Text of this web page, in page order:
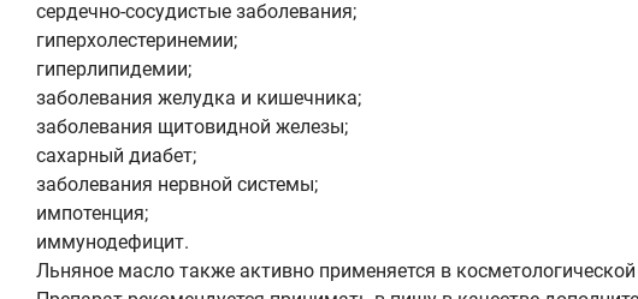
сердечно-сосудистые заболевания;
гиперхолестеринемии;
гиперлипидемии;
заболевания желудка и кишечника;
заболевания щитовидной железы;
сахарный диабет;
заболевания нервной системы;
импотенция;
иммунодефицит.
Льняное масло также активно применяется в